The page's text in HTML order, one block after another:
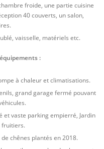
froide, une partie cuisine
40 couverts, un salon,
vaisselle, matériels etc.
:
à chaleur et climatisations.
grand garage fermé pouvant
et vaste parking empierré, Jardin
fruitiers.
chênes plantés en 2018.